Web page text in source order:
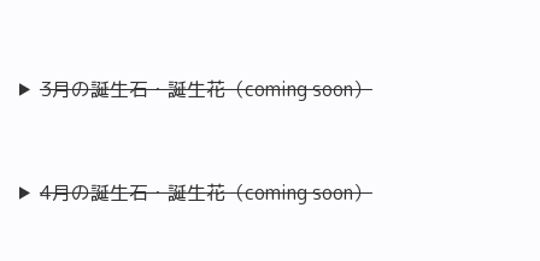
3月の誕生石・誕生花（coming soon）
4月の誕生石・誕生花（coming soon）